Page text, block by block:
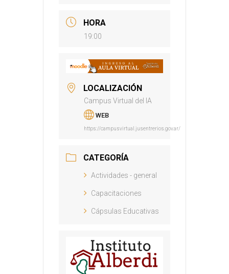
HORA
19:00
LOCALIZACIÓN
Campus Virtual del IA
WEB
https://campusvirtual.jusentrerios.gov.ar/
CATEGORÍA
Actividades - general
Capacitaciones
Cápsulas Educativas